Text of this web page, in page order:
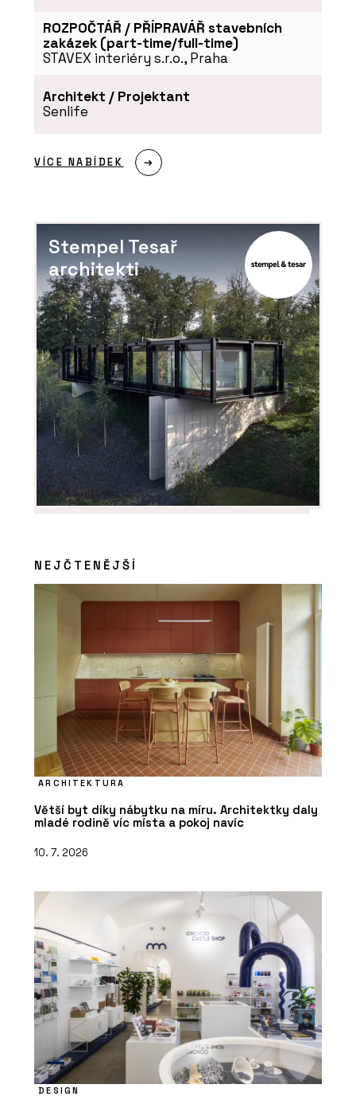
Jak správně naplánovat rozvržení
kanceláře New Work. Dejte své
kanceláři strukturu!
PRODUKTY
Stůl furniloop - Wiesner-Hager
ČLÁNKY
Pracovní stoly, které lze přesouvat i
skládat
PRODUKTY
Židle puc - Wiesner-Hager
ROZPOČTÁŘ / PŘÍPRAVÁŘ stavebních
zakázek (part-time/full-time)
STAVEX interiéry s.r.o., Praha
Architekt / Projektant
Senlife
VÍCE NABÍDEK
Stempel Tesař
architekti
NEJČTENĚJŠÍ
ARCHITEKTURA
Větší byt díky nábytku na míru. Architektky daly
mladé rodině víc místa a pokoj navíc
10. 7. 2026
DESIGN